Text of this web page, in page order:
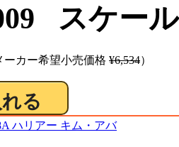
スケー
ーカー希望小売価格 ¥6,534）
ハリアー キム・アバ